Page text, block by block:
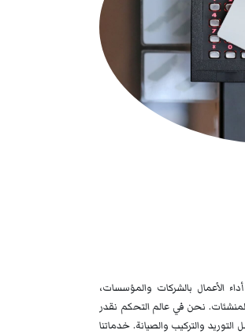
الأعمال بالشركات والمؤسسات،
نحن في عالم التحكم نقدر
والتركيب والصيانة. خدماتنا